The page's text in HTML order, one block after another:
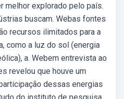
melhor explorado pelo país.
buscam. Webas fontes
recursos ilimitados para a
como a luz do sol (energia
a. Webem entrevista ao
revelou que houve um
dessas energias